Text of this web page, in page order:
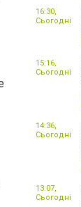
16:30,
Сьогодні
15:16,
Сьогодні
14:36,
Сьогодні
13:07,
Сьогодні